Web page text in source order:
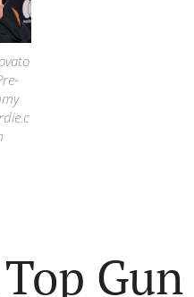
Gun